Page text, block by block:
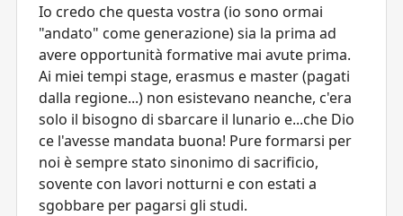
Io credo che questa vostra (io sono ormai
"andato" come generazione) sia la prima ad
avere opportunità formative mai avute prima.
Ai miei tempi stage, erasmus e master (pagati
dalla regione...) non esistevano neanche, c'era
solo il bisogno di sbarcare il lunario e...che Dio
ce l'avesse mandata buona! Pure formarsi per
noi è sempre stato sinonimo di sacrificio,
sovente con lavori notturni e con estati a
sgobbare per pagarsi gli studi.